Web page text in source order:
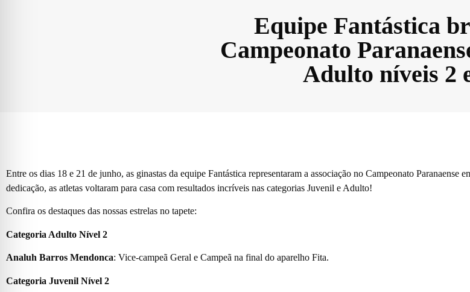
Equipe Fantástica
Campeonato
Adulto níveis 2
Entre os dias 18 e 21 de junho, as ginastas da equipe Fantástica representaram a associação no Campeonato Paranaense
dedicação, as atletas voltaram para casa com resultados incríveis nas categorias Juvenil e Adulto!
Confira os destaques das nossas estrelas no tapete:
Categoria Adulto Nível 2
Analuh Barros Mendonca: Vice-campeã Geral e Campeã na final do aparelho Fita.
Categoria Juvenil Nível 2